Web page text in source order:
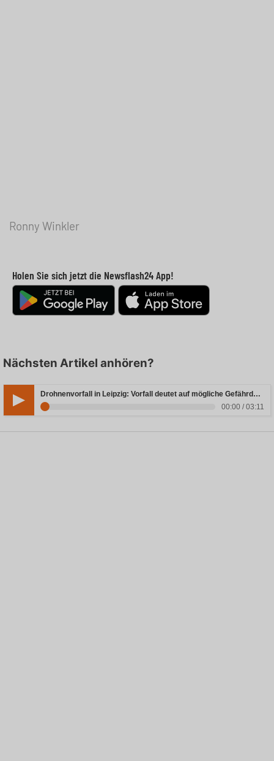
Ronny Winkler
Holen Sie sich jetzt die Newsflash24 App!
Nächsten Artikel anhören?
Drohnenvorfall in Leipzig: Vorfall deutet auf mögliche Gefährdung hin
00:00 / 03:11